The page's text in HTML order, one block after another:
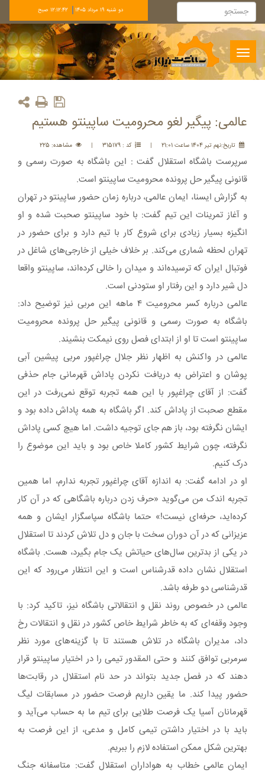
دو شنبه 19 مرداد 1405 12:12:42 صبح
Toggle
navigation
عالمی: پیگیر لغو محرومیت ساپینتو هستیم
تاريخ:نهم تير 1404 ساعت 21:01 | کد : 315179 | مشاهده: 225
سرپرست باشگاه استقلال گفت : این باشگاه به صورت رسمی و
قانونی پیگیر حل پرونده محرومیت ساپینتو است.
به گزارش ایسنا، ایمان عالمی، درباره زمان حضور ساپینتو در تهران
و آغاز تمرینات این تیم گفت: با خود ساپینتو صحبت شده و او
انگیزه بسیار زیادی برای شروع کار با تیم دارد و برای حضور در
تهران لحظه شماری می‌کند. بر خلاف خیلی از خارجی‌های شاغل در
فوتبال ایران که ترسیده‌اند و میدان را خالی کرده‌اند، ساپینتو واقعا
دل شیر دارد و این رفتار او ستودنی است.
عالمی درباره کسر محرومیت ۴ ماهه این مربی نیز توضیح داد:
باشگاه به صورت رسمی و قانونی پیگیر حل پرونده محرومیت
ساپینتو است تا او از ابتدای فصل روی نیمکت بنشیند.
عالمی در واکنش به اظهار نظر جلال چراغپور مربی پیشین آبی
پوشان و اعتراض به دریافت نکردن پاداش قهرمانی جام حذفی
گفت: از آقای چراغپور با این همه تجربه توقع نمی‌رفت در این
مقطع صحبت از پاداش کند. اگر باشگاه به همه پاداش داده بود و
ایشان نگرفته بود، باز هم جای توجیه داشت. اما هیچ کسی پاداش
نگرفته، چون شرایط کشور کاملا خاص بود و باید این موضوع را
درک کنیم.
او در ادامه گفت: به اندازه آقای چراغپور تجربه ندارم، اما همین
تجربه اندک من می‌گوید «حرف زدن درباره باشگاهی که در آن کار
کرده‌اید، حرفه‌ای نیست!» حتما باشگاه سپاسگزار ایشان و همه
عزیزانی که در آن دوران سخت با جان و دل تلاش کردند تا استقلال
در یکی از بدترین سال‌های حیاتش یک جام بگیرد، هست. باشگاه
استقلال نشان داده قدرشناس است و این انتظار می‌رود که این
قدرشناسی دو طرفه باشد.
عالمی در خصوص روند نقل و انتقالاتی باشگاه نیز، تاکید کرد: با
وجود وقفه‌ای که به خاطر شرایط خاص کشور در نقل و انتقالات رخ
داد، مدیران باشگاه در تلاش هستند تا با گزینه‌های مورد نظر
سرمربی توافق کنند و حتی المقدور تیمی را در اختیار ساپینتو قرار
دهند که در فصل جدید بتواند در حد نام استقلال در رقابت‌ها
حضور پیدا کند. ما یقین داریم فرصت حضور در مسابقات لیگ
قهرمانان آسیا یک فرصت طلایی برای تیم ما به حساب می‌آید و
باید با در اختیار داشتن تیمی کامل و مدعی، از این فرصت به
بهترین شکل ممکن استفاده لازم را ببریم.
ایمان عالمی خطاب به هواداران استقلال گفت: متاسفانه جنگ